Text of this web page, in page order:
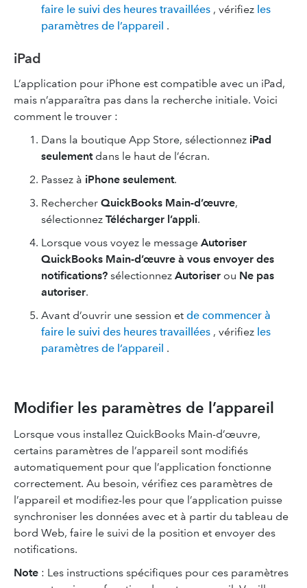
faire le suivi des heures travaillées , vérifiez les
paramètres de l’appareil .
iPad
L’application pour iPhone est compatible avec un iPad,
mais n’apparaîtra pas dans la recherche initiale. Voici
comment le trouver :
Dans la boutique App Store, sélectionnez iPad
seulementdans le haut de l’écran.
Passez à iPhone seulement.
Rechercher QuickBooks Main-d’œuvre,
sélectionnez Télécharger l’appli.
Lorsque vous voyez le message Autoriser
QuickBooks Main-d’œuvre à vous envoyer des
notifications? sélectionnez Autoriser ou Ne pas
autoriser.
Avant d’ouvrir une session et de commencer à
faire le suivi des heures travaillées , vérifiez les
paramètres de l’appareil .
Modifier les paramètres de l’appareil
Lorsque vous installez QuickBooks Main-d’œuvre,
certains paramètres de l’appareil sont modifiés
automatiquement pour que l’application fonctionne
correctement. Au besoin, vérifiez ces paramètres de
l’appareil et modifiez-les pour que l’application puisse
synchroniser les données avec et à partir du tableau de
bord Web, faire le suivi de la position et envoyer des
notifications.
Note : Les instructions spécifiques pour ces paramètres